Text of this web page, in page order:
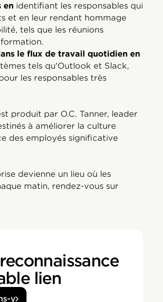
en identifiant les responsables qui
et en leur rendant hommage
tels que les réunions
le flux de travail quotidien en
tels qu'Outlook et Slack,
les responsables très
produit par O.C. Tanner, leader
à améliorer la culture
des employés significative
devienne un lieu où les
matin, rendez-vous sur
lien
y